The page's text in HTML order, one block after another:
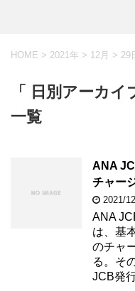
HOME > 2021年 > 12月 > 29
「 日別アーカイ
一覧
ANA
チャー
2021/
ANA
は、基
のチャ
る。そ
JCB発